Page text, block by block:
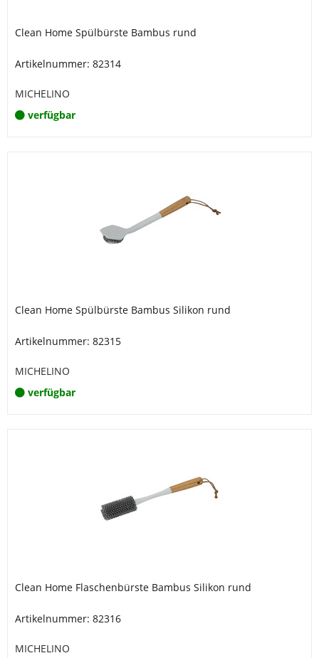
Clean Home Spülbürste Bambus rund
Artikelnummer: 82314
MICHELINO
verfügbar
Clean Home Spülbürste Bambus Silikon rund
Artikelnummer: 82315
MICHELINO
verfügbar
Clean Home Flaschenbürste Bambus Silikon rund
Artikelnummer: 82316
MICHELINO